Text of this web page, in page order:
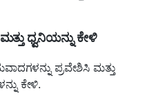
ಧ್ವನಿಯನ್ನು ಕೇಳಿ
ಪ್ರವೇಶಿಸಿ ಮತ್ತು
ಕೇಳಿ.